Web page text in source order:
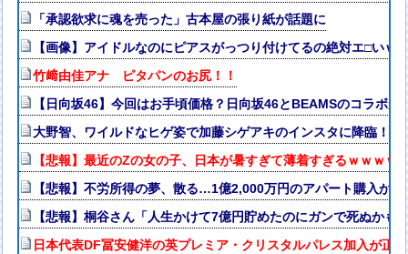
「承認欲求に魂を売った」古本屋の張り紙が話題に
【画像】アイドルなのにピアスがっつり付けてるの絶対エ□いｗ
竹﨑由佳アナ ピタパンのお尻！！
【日向坂46】今回はお手頃価格？日向坂46とBEAMSのコラボが
大野智、ワイルドなヒゲ姿で加藤シゲアキのインスタに降臨！
【悲報】最近のZの女の子、日本が暑すぎて薄着すぎるｗｗｗｗ
【悲報】不労所得の夢、散る…1億2,000万円のアパート購入か
【悲報】桐谷さん「人生かけて7億円貯めたのにガンで死ぬかも
日本代表DF冨安健洋の英プレミア・クリスタルパレス加入が正